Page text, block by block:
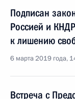
Подписан
Россией и
к лишению
6 марта 2019 года,
Встреча с